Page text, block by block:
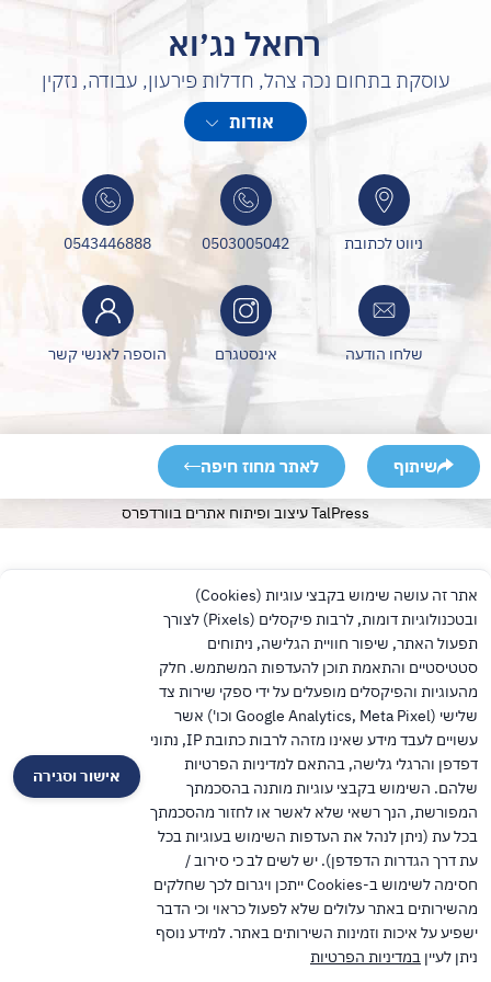
רחאל נג׳וא
עוסקת בתחום נכה צהל, חדלות פירעון, עבודה, נזקין
עורכת דין
בתחום משרד הביטחון וזכויות מול אגף השיקום
חדלות פירעון, דיני עבודה, נזקין
משפט מנהלי וחוקתי
משפט סביבתי
אודות
ניווט לכתובת 0503005042
0543446888
שלחו הודעה אינסטגרם הוספה לאנשי קשר
שיתוף לאתר מחוז חיפה
אישור וסגירה
אתר זה עושה שימוש בקבצי עוגיות (Cookies)
ובטכנולוגיות דומות, לרבות פיקסלים (Pixels) לצורך
תפעול האתר, שיפור חוויית הגלישה, ניתוחים
סטטיסטיים והתאמת תוכן להעדפות המשתמש. חלק
מהעוגיות והפיקסלים מופעלים על ידי ספקי שירות צד
שלישי (Google Analytics, Meta Pixel וכו') אשר
עשויים לעבד מידע שאינו מזהה לרבות כתובת IP, נתוני
דפדפן והרגלי גלישה, בהתאם למדיניות הפרטיות
שלהם. השימוש בקבצי עוגיות מותנה בהסכמתך
המפורשת, הנך רשאי שלא לאשר או לחזור מהסכמתך
בכל עת (ניתן לנהל את העדפות השימוש בעוגיות בכל
עת דרך הגדרות הדפדפן). יש לשים לב כי סירוב /
חסימה לשימוש ב-Cookies ייתכן ויגרום לכך שחלקים
מהשירותים באתר עלולים שלא לפעול כראוי וכי הדבר
ישפיע על איכות וזמינות השירותים באתר. למידע נוסף
ניתן לעיין במדיניות הפרטיות
TalPress עיצוב ופיתוח אתרים בוורדפרס